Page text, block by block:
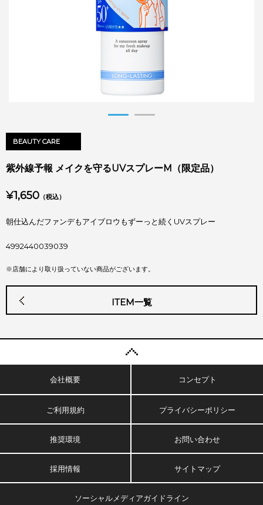
BEAUTY CARE
紫外線予報 メイクを守るUVスプレーM（限定品）
¥1,650 （税込）
朝仕込んだファンデもアイブロウもずーっと続くUVスプレー
4992440039039
※店舗により取り扱っていない商品がございます。
ITEM一覧
会社概要 コンセプト
ご利用規約 プライバシーポリシー
推奨環境 お問い合わせ
採用情報 サイトマップ
ソーシャルメディアガイドライン